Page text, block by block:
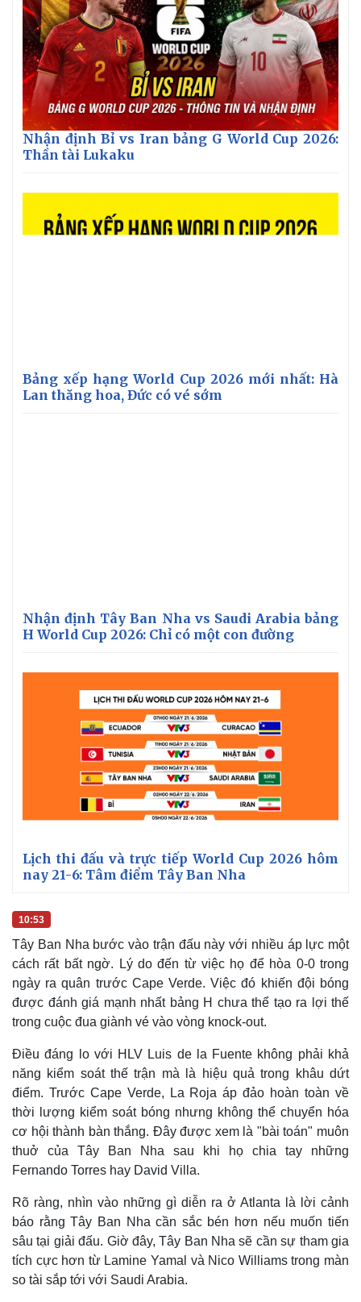
Thể thao
Ô tô - Xe máy
Nhận định Bỉ vs Iran bảng G World Cup 2026:
Thần tài Lukaku
Bảng xếp hạng World Cup 2026 mới nhất: Hà
Lan thăng hoa, Đức có vé sớm
Nhận định Tây Ban Nha vs Saudi Arabia bảng
H World Cup 2026: Chỉ có một con đường
Lịch thi đấu và trực tiếp World Cup 2026 hôm
nay 21-6: Tâm điểm Tây Ban Nha
10:53
Tây Ban Nha bước vào trận đấu này với nhiều áp lực một
cách rất bất ngờ. Lý do đến từ việc họ để hòa 0-0 trong
ngày ra quân trước Cape Verde. Việc đó khiến đội bóng
được đánh giá mạnh nhất bảng H chưa thể tạo ra lợi thế
trong cuộc đua giành vé vào vòng knock-out.
Điều đáng lo với HLV Luis de la Fuente không phải khả
năng kiểm soát thế trận mà là hiệu quả trong khâu dứt
điểm. Trước Cape Verde, La Roja áp đảo hoàn toàn về
thời lượng kiểm soát bóng nhưng không thể chuyển hóa
cơ hội thành bàn thắng. Đây được xem là "bài toán" muôn
thuở của Tây Ban Nha sau khi họ chia tay những
Fernando Torres hay David Villa.
Rõ ràng, nhìn vào những gì diễn ra ở Atlanta là lời cảnh
báo rằng Tây Ban Nha cần sắc bén hơn nếu muốn tiến
sâu tại giải đấu. Giờ đây, Tây Ban Nha sẽ cần sự tham gia
tích cực hơn từ Lamine Yamal và Nico Williams trong màn
so tài sắp tới với Saudi Arabia.